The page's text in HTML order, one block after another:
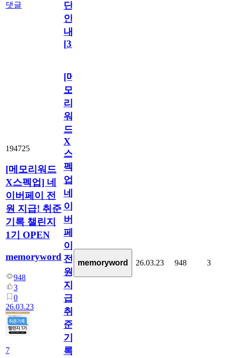
댓글
단
안
내
[31
194725
[메모리워드
X스펙업] 네
이버페이 전
원 지급! 취준
기록 챌린지
1기 OPEN
memoryword
948
3
0
26.03.23
7
[메
모
리
워
드
X
스
펙
업]
네
이
버
페
이
전
원
지
급!
취
준
기
록
memoryword 26.03.23 948 3